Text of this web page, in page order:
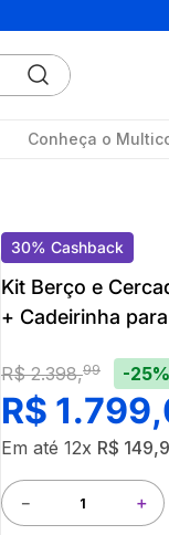
Conheça o
30% Cashback
Kit Berço e
+ Cadeirinha
R$ 2.398,99 -25%
R$ 1.799,
Em até 12x R$ 149,
＋
－